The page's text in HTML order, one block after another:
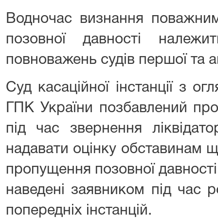
Водночас визнання
позовної давності
повноважень судів першої та
Суд касаційної інстанції з
ГПК України позбавлений
під час звернення
надавати оцінку обставинам
пропущення позовної
наведені заявником під час
попередніх інстанцій.